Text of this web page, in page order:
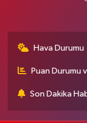
Hava Durumu
Puan Durumu
Son Dakika